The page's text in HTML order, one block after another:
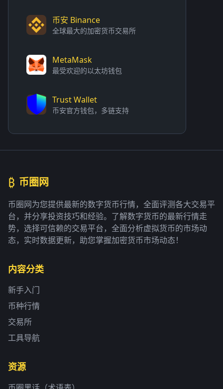
币安 Binance
全球最大的加密货币交易所
MetaMask
最受欢迎的以太坊钱包
Trust Wallet
币安官方钱包，多链支持
₿ 币圈网
币圈网为您提供最新的数字货币行情，全面评测各大交易平
台，并分享投资技巧和经验。了解数字货币的最新行情走
势，选择可信赖的交易平台，全面分析虚拟货币的市场动
态，实时数据更新，助您掌握加密货币市场动态！
内容分类
新手入门
币种行情
交易所
工具导航
资源